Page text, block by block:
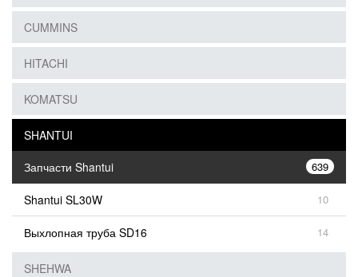
CUMMINS
HITACHI
KOMATSU
SHANTUI
Запчасти Shantui
639
Shantui SL30W 10
Выхлопная труба SD16 14
SHEHWA